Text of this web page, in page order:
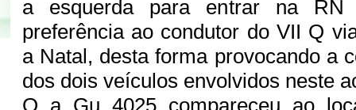
a esquerda para entrar na
preferência ao condutor do VII Q
a Natal, desta forma provocando a
dos dois veículos envolvidos neste